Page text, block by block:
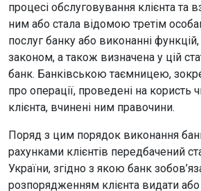
процесі обслуговування клієнта та
ним або стала відомою третім
послуг банку або виконанні
законом, а також визначена у цій
банк. Банківською таємницею,
про операції, проведені на користь
клієнта, вчинені ним правочини.
Поряд з цим порядок виконання
рахунками клієнтів передбачений
України, згідно з якою банк
розпорядженням клієнта видати